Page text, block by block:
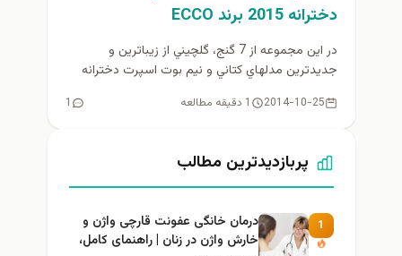
دخترانه 2015 برند ECCO
در اين مجموعه از 7 گنج، گلچيني از زيباترين و
جديدترين مدلهاي كتاني و نيم بوت اسپرت دخترانه
2014-10-25 1 دقیقه مطالعه 1
پربازدیدترین مطالب
1
درمان خانگی عفونت قارچی واژن و
خارش واژن در زنان | راهنمای کامل،